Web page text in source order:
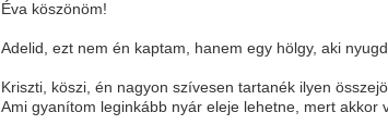
Éva köszönöm!
Adelid, ezt nem én kaptam, hanem egy hölgy, aki
Kriszti, köszi, én nagyon szívesen tartanék ilyen
Ami gyanítom leginkább nyár eleje lehetne, mert akkor